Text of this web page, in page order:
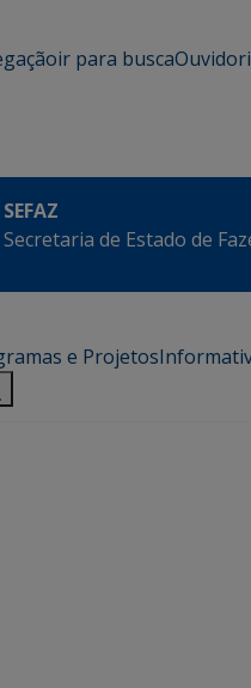
ir para busca
SEFAZ
Secretaria de Estado de
e Projetos